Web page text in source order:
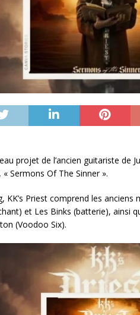
projet de l’ancien guitariste de
Sermons Of The Sinner ».
KK’s Priest comprend les anciens
et Les Binks (batterie), ainsi
(Voodoo Six).